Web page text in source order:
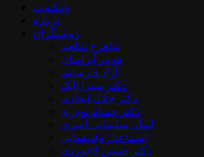
پادکست
درباره
روشنگران
شاهرخ شاهید
هومر آبرامیان
آزاد فارسانی
دکتر میترا بابک
دکتر جلال ایجادی
دکتر حسام نوذری
ایمان سلیمانی امیری
اسماعیل وفایغمایی
دکتر حسین لاجوردی